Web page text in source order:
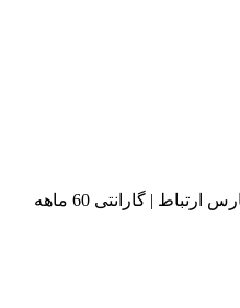
گارانتی 24 ماهه پارس ارتباط | گارانتی 60 ماهه